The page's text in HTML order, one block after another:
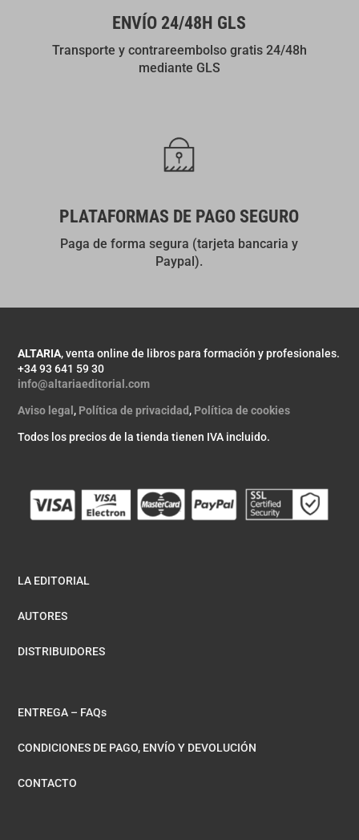
ENVÍO 24/48H GLS
Transporte y contrareembolso gratis 24/48h
mediante GLS
PLATAFORMAS DE PAGO SEGURO
Paga de forma segura (tarjeta bancaria y
Paypal).
ALTARIA, venta online de libros para formación y profesionales.
+34 93 641 59 30
info@altariaeditorial.com
Aviso legal, Política de privacidad, Política de cookies
Todos los precios de la tienda tienen IVA incluido.
LA EDITORIAL
AUTORES
DISTRIBUIDORES
ENTREGA – FAQs
CONDICIONES DE PAGO, ENVÍO Y DEVOLUCIÓN
CONTACTO